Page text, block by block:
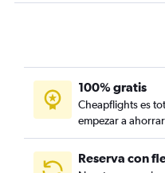
100% gratis
Cheapflights es
empezar a
Reserva con